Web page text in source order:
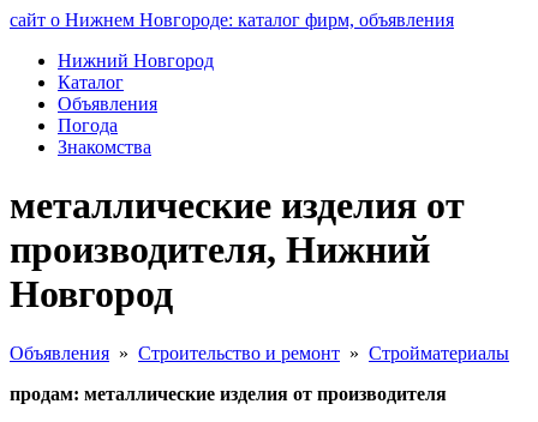
сайт о Нижнем Новгороде: каталог фирм, объявления
Нижний Новгород
Каталог
Объявления
Погода
Знакомства
металлические изделия от
производителя, Нижний
Новгород
Объявления » Строительство и ремонт » Стройматериалы
продам: металлические изделия от производителя